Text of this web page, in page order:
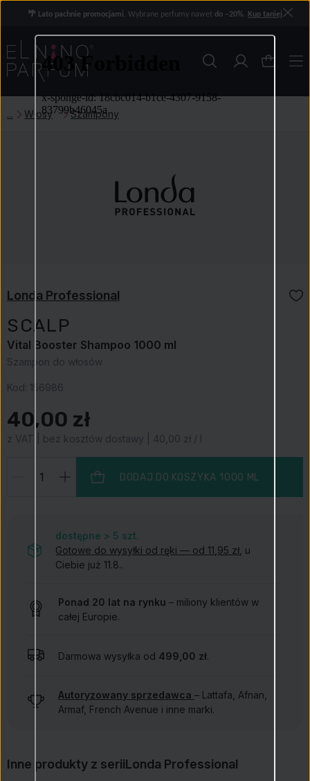
🌴 Lato pachnie promocjami. Wybrane perfumy nawet do −20%. Kup taniej
Włosy Szampony
Londa Professional
SCALP
Vital Booster Shampoo 1000 ml
Szampon do włosów
Kod: 156986
40,00 zł
z VAT | bez kosztów dostawy | 40,00 zł / l
DODAJ DO KOSZYKA 1000 ML
dostępne > 5 szt.
Gotowe do wysyłki od ręki — od 11,95 zł , u
Ciebie już 11.8..
Ponad 20 lat na rynku – miliony klientów w
całej Europie.
Darmowa wysyłka od 499,00 zł.
Autoryzowany sprzedawca – Lattafa, Afnan,
Armaf, French Avenue i inne marki.
Inne produkty z seriiLonda Professional